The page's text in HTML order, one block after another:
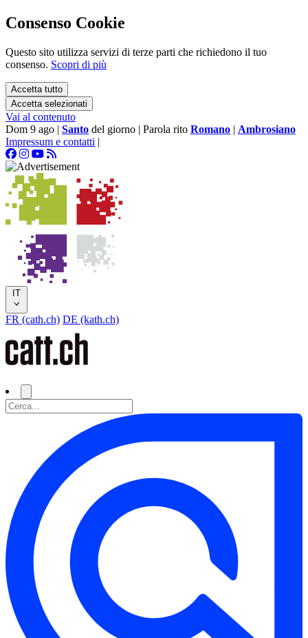
Consenso Cookie
Questo sito utilizza servizi di terze parti che richiedono il tuo
consenso. Scopri di più
Accetta tutto
Accetta selezionati
Vai al contenuto
Dom 9 ago | Santo del giorno | Parola rito Romano | Ambrosiano
Impressum e contatti |
IT
FR (cath.ch) DE (kath.ch)